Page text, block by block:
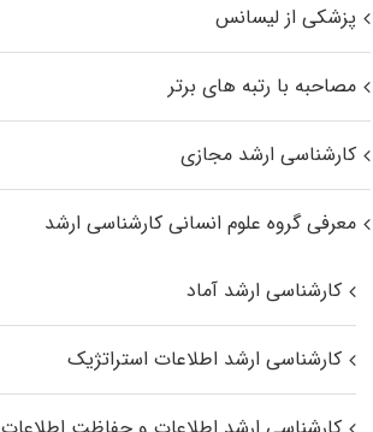
پزشکی از لیسانس
مصاحبه با رتبه های برتر
کارشناسی ارشد مجازی
معرفی گروه علوم انسانی کارشناسی ارشد
کارشناسی ارشد آماد
کارشناسی ارشد اطلاعات استراتژیک